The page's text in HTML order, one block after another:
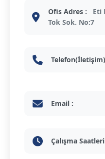
Ofis Adres :
Eti
Tok Sok. No:7
Email :
Çalışma